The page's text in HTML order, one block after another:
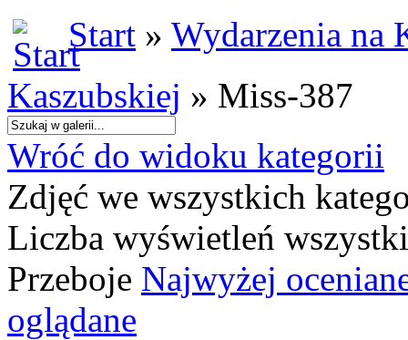
Start » Wydarzenia na
Kaszubskiej » Miss-387
Wróć do widoku kategorii
Zdjęć we wszystkich
Liczba wyświetleń
Przeboje Najwyżej
oglądane